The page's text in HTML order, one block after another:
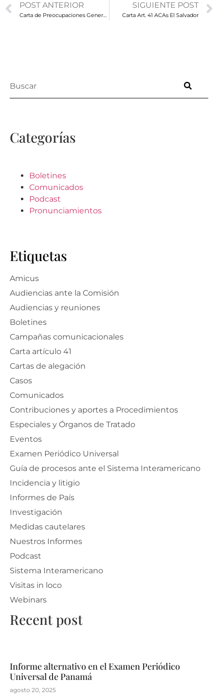
Categorías
Boletines
Comunicados
Podcast
Pronunciamientos
Etiquetas
Amicus
Audiencias ante la Comisión
Audiencias y reuniones
Boletines
Campañas comunicacionales
Carta artículo 41
Cartas de alegación
Casos
Comunicados
Contribuciones y aportes a Procedimientos
Especiales y Órganos de Tratado
Eventos
Examen Periódico Universal
Guía de procesos ante el Sistema Interamericano
Incidencia y litigio
Informes de País
Investigación
Medidas cautelares
Nuestros Informes
Podcast
Sistema Interamericano
Visitas in loco
Webinars
Recent post
Informe alternativo en el Examen Periódico
Universal de Panamá
agosto 20, 2025
POST ANTERIOR
Carta de Preocupaciones Generales CIDH
SIGUIENTE POST
Carta Art. 41 ACAs El Salvador